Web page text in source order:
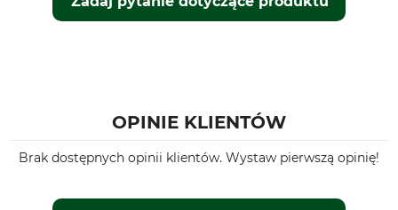
OPINIE KLIENTÓW
Brak dostępnych opinii klientów. Wystaw pierwszą opinię!